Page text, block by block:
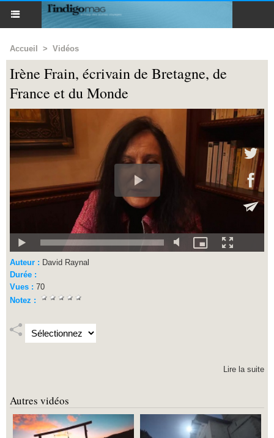
Accueil > Vidéos
Irène Frain, écrivain de Bretagne, de
France et du Monde
Auteur : David Raynal
Durée :
Vues : 70
Notez :
Lire la suite
Autres vidéos